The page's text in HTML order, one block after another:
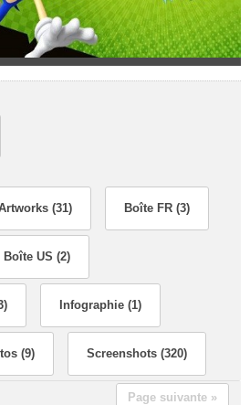
(31) Boîte FR (3)
Boîte US (2)
Infographie (1)
(9) Screenshots (320)
Page suivante »